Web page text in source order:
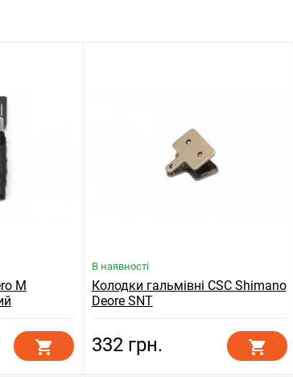
M
В наявності
Колодки гальмівні CSC Shimano
Deore SNT
332 грн.